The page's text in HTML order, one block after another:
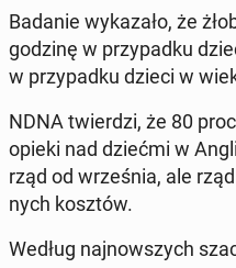
Badanie wy­ka­za­ło, że
godzinę w przy­pad­ku
w przy­pad­ku dzieci w
NDNA twier­dzi, że 80
opieki nad dziećmi w
rząd od wrze­śnia, ale
nych kosztów.
Według naj­now­szych